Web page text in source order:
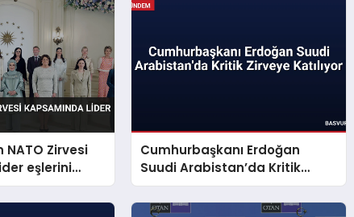
NATO Zirvesi
eşlerini
Cumhurbaşkanı Erdoğan
Suudi Arabistan’da Kritik
Zirveye Katılıyor